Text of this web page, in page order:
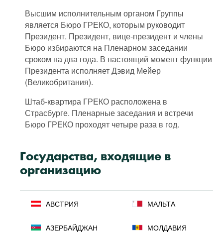
Высшим исполнительным органом Группы
является Бюро ГРЕКО, которым руководит
Президент. Президент, вице-президент и члены
Бюро избираются на Пленарном заседании
сроком на два года. В настоящий момент функции
Президента исполняет Дэвид Мейер
(Великобритания).
Штаб-квартира ГРЕКО расположена в
Страсбурге. Пленарные заседания и встречи
Бюро ГРЕКО проходят четыре раза в год.
Государства, входящие в
организацию
АВСТРИЯ МАЛЬТА
АЗЕРБАЙДЖАН МОЛДАВИЯ